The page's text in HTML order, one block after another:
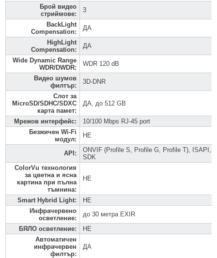
Брой видео
стриймове:
3
BackLight
Compensation:
ДА
HighLight
Compensation:
ДА
Wide Dynamic Range
WDR/DWDR:
WDR 120 dB
Видео шумов
филтър:
3D-DNR
Слот за
MicroSD/SDHC/SDXC
карта памет:
ДА, до 512 GB
Мрежов интерфейс:
10/100 Mbps RJ-45 port
Безжичен Wi-Fi
модул:
НЕ
API:
ONVIF (Profile S, Profile G, Profile T), ISAPI,
SDK
ColorVu технология
за цветна и ясна
картина при пълна
тъмнина:
НЕ
Smart Hybrid Light:
НЕ
Инфрачервено
осветление:
до 30 метра EXIR
БЯЛО осветление:
НЕ
Автоматичен
инфрачервен
филтър:
ДА